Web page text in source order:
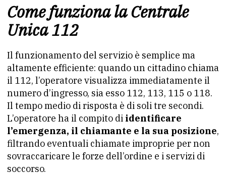
Come funziona la Centrale
Unica 112
Il funzionamento del servizio è semplice ma
altamente efficiente: quando un cittadino chiama
il 112, l’operatore visualizza immediatamente il
numero d’ingresso, sia esso 112, 113, 115 o 118.
Il tempo medio di risposta è di soli tre secondi.
L’operatore ha il compito di identificare
l’emergenza, il chiamante e la sua posizione,
filtrando eventuali chiamate improprie per non
sovraccaricare le forze dell’ordine e i servizi di
soccorso.